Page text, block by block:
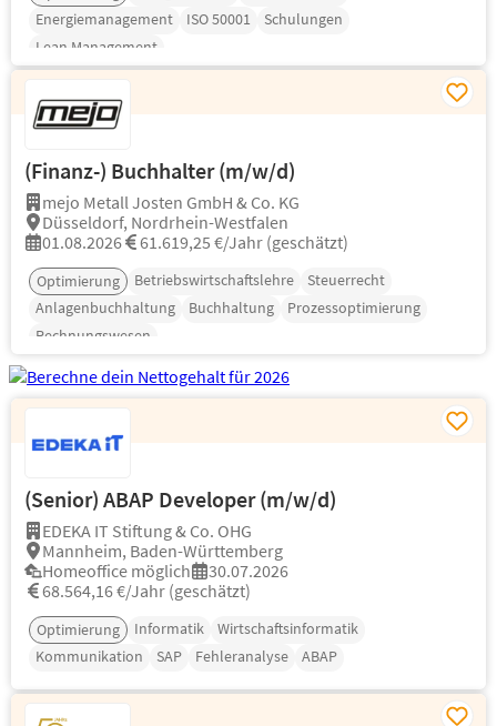
Energiemanagement
ISO 50001
Schulungen
Lean Management
(Finanz-) Buchhalter (m/w/d)
mejo Metall Josten GmbH & Co. KG
Düsseldorf, Nordrhein-Westfalen
01.08.2026
61.619,25 €/Jahr (geschätzt)
Optimierung Betriebswirtschaftslehre
Steuerrecht
Anlagenbuchhaltung
Buchhaltung
Prozessoptimierung
Rechnungswesen
(Senior) ABAP Developer (m/w/d)
EDEKA IT Stiftung & Co. OHG
Mannheim, Baden-Württemberg
Homeoffice möglich
30.07.2026
68.564,16 €/Jahr (geschätzt)
Optimierung Informatik
Wirtschaftsinformatik
Kommunikation
SAP Fehleranalyse ABAP